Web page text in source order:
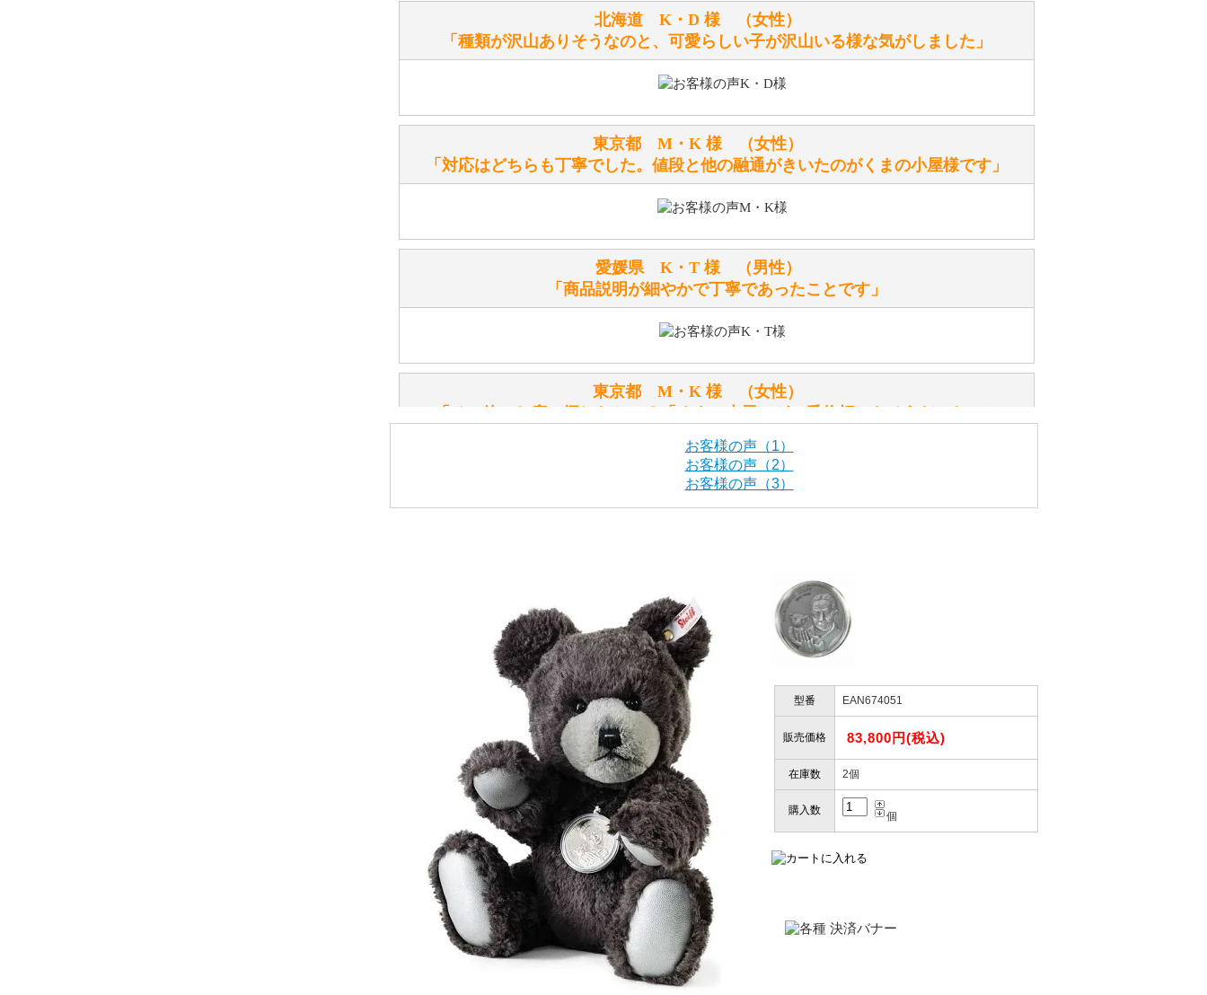
シリアルNO付きやクラブ限定などいろいろと意味があります。
詳しくはこちらをご覧ください。
テディベアを横にすると音が鳴ります、なぜでしょうか？
シュタイフのテディベアには、鳴くタイプのテディベアがいます。
お腹の中にグロウラーという部品を内臓しています。
体をねかせたりおこしたりすると「グーグー」と鳴くタイプを『グロウラー』といいます。
テディベアのお腹を押すと「キュッキュッ」と音が鳴ります、なぜでしょうか？
シュタイフのテディベアには、おなかを押すと「キュッキュッ」と音が鳴る『スクエーカー』が
シュタイフ社製品の実物を見ることはできますか？
当店はネット販売ですので実物をお見せすることができません。
商品は直接海外から届くのですか。受取の際、関税などはかかりますか？
商品は全て当店へ入荷させたのち欠品を行いお客様宅へお届けします。
関税はすべて当店にて処理しますのでお客様のご負担は一切ありません。
商品が届くまでにはどのくらいの期間がかかりますか？
国内で一度検品をしますので、決済確認後、２～４週間でのお届けとなります。
尚、オーダー注文の場合は４～８週間でのお届けとなります。
（稀に、通関手続き等に時間がかかり、納期が遅れる場合がありますので、ご了承の程よろしく
お願い致します。）
注文のキャンセルは可能ですか？
お取り寄せ商品となっておりますため、仕入先へ発注後のキャンセルは受け付けかねます。
個人情報の漏洩は大丈夫でしょうか？
北海道 K・D 様 （女性）
「種類が沢山ありそうなのと、可愛らしい子が沢山いる様な気がしました」
東京都 M・K 様 （女性）
「対応はどちらも丁寧でした。値段と他の融通がきいたのがくまの小屋様です」
愛媛県 K・T 様 （男性）
「商品説明が細やかで丁寧であったことです」
東京都 M・K 様 （女性）
千葉県 U・Y 様 （女性）
「ChatGPTを利用したところ「くまの小屋」さんを紹介され…」
埼玉県 S・W 様
「送られる際にメールなどで届けて頂きとても安心感がありました」
大阪府 Y・W 様 （男性）
「取り扱っているNetショップで一番信用出来そうだった」
お客様の声（1）
お客様の声（2）
お客様の声（3）
型番 EAN674051
販売価格 83,800円(税込)
在庫数 2個
購入数 個